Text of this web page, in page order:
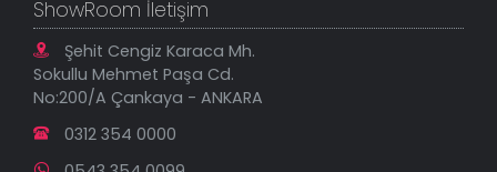
ShowRoom İletişim
Şehit Cengiz Karaca Mh.
Sokullu Mehmet Paşa Cd.
No:200/A Çankaya - ANKARA
0312 354 0000